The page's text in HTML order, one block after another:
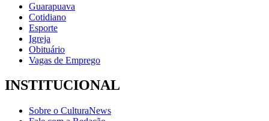
Guarapuava
Cotidiano
Esporte
Igreja
Obituário
Vagas de Emprego
INSTITUCIONAL
Sobre o CulturaNews